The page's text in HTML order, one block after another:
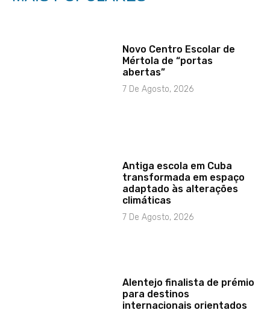
Novo Centro Escolar de
Mértola de “portas
abertas”
7 De Agosto, 2026
Antiga escola em Cuba
transformada em espaço
adaptado às alterações
climáticas
7 De Agosto, 2026
Alentejo finalista de prémio
para destinos
internacionais orientados